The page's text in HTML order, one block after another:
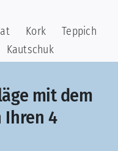
Kork
Teppich
Kautschuk
mit dem
Ihren 4